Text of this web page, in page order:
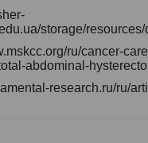
storage/
ru/cancer-
abdominal-
research.ru/ru/